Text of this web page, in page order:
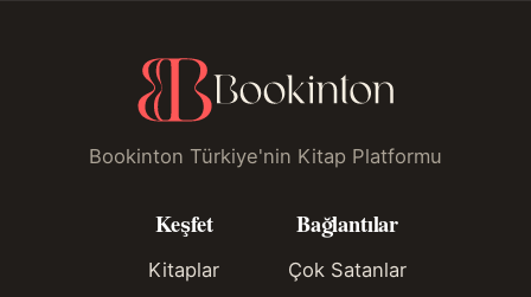
Bookinton Türkiye'nin Kitap Platformu
Keşfet
Kitaplar
Bağlantılar
Çok Satanlar